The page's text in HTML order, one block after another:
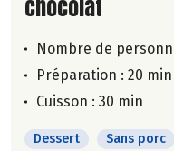
chocolat
Nombre de
Préparation : 20 min
Cuisson : 30 min
Dessert Sans porc